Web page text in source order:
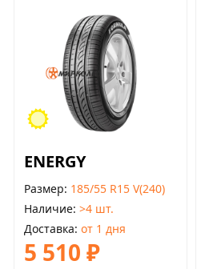
ENERGY
Размер 185/55 R15 V(240)
Наличие >4 шт.
Доставка от 1 дня
5 510 ₽